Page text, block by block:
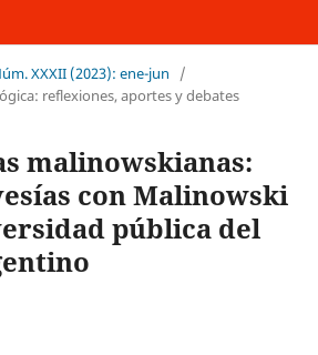
XXXII (2023): ene-jun
/
reflexiones, aportes y debates
malinowskianas:
con Malinowski
pública del